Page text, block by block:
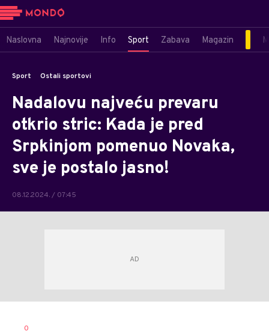
Naslovna Najnovije Info Sport Zabava Magazin
Sport Ostali sportovi
Nadalovu najveću prevaru
otkrio stric: Kada je pred
Srpkinjom pomenuo Novaka,
sve je postalo jasno!
08.12.2024. / 07:45
AUTOR
0